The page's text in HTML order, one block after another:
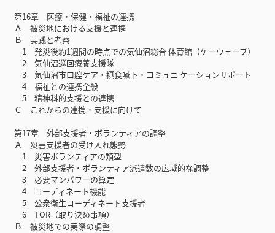
第16章 医療・保健・福祉の連携
Ａ 被災地における支援と連携
Ｂ 実践と考察
1 発災後約1週間の時点での気仙沼総合 体育館（ケーウェーブ）
2 気仙沼巡回療養支援隊
3 気仙沼市口腔ケア・摂食嚥下・コミュニ ケーションサポート
4 福祉との連携全般
5 精神科的支援との連携
Ｃ これからの連携・支援に向けて
第17章 外部支援者・ボランティアの調整
Ａ 災害支援者の受け入れ態勢
1 災害ボランティアの類型
2 外部支援者・ボランティア派遣数の広域的な調整
3 必要マンパワーの算定
4 コーディネート機能
5 公衆衛生コーディネート支援者
6 TOR（取り決め事項）
Ｂ 被災地での実際の調整